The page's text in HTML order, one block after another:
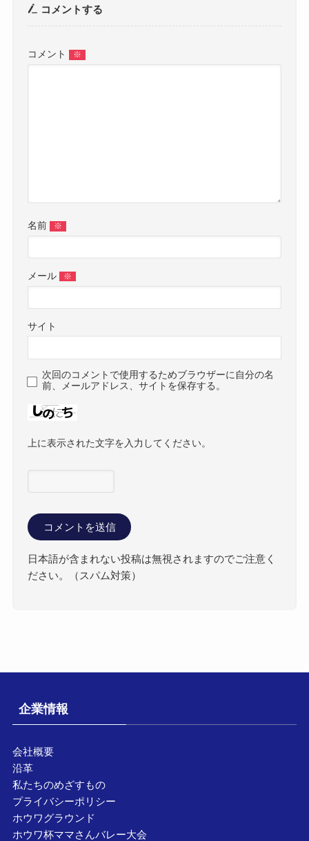
コメントする
コメント ※
名前 ※
メール ※
サイト
次回のコメントで使用するためブラウザーに自分の名
前、メールアドレス、サイトを保存する。
上に表示された文字を入力してください。
日本語が含まれない投稿は無視されますのでご注意く
ださい。（スパム対策）
企業情報
会社概要
沿革
私たちのめざすもの
プライバシーポリシー
ホウワグラウンド
ホウワ杯ママさんバレー大会